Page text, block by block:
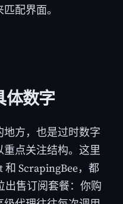
配界面。
体数字
方，也是过时数字
点关注结构。这里
ScrapingBee，都
出售订阅套餐：你购